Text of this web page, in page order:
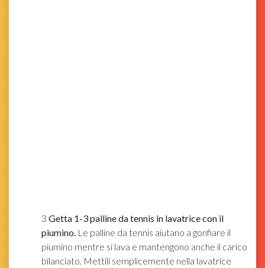
3 Getta 1-3 palline da tennis in lavatrice con il
piumino. Le palline da tennis aiutano a gonfiare il
piumino mentre si lava e mantengono anche il carico
bilanciato. Mettili semplicemente nella lavatrice